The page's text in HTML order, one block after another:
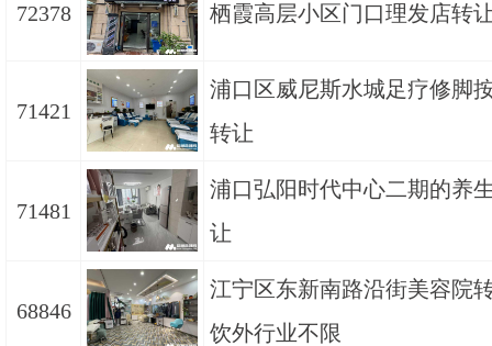
72378 栖霞高层小区门口理发店转
71421
浦口区威尼斯水城足疗修脚
转让
71481
浦口弘阳时代中心二期的养
让
68846
江宁区东新南路沿街美容院
饮外行业不限